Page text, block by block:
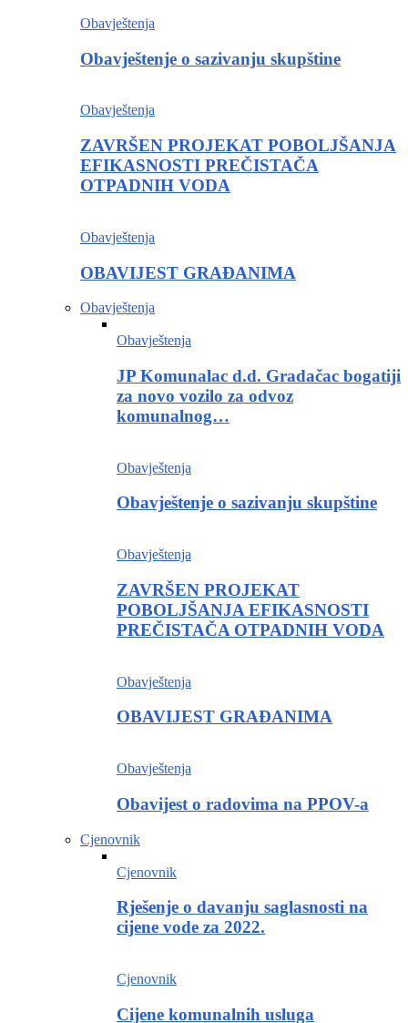
Obavještenja
Obavještenje o sazivanju skupštine
Obavještenja
ZAVRŠEN PROJEKAT POBOLJŠANJA
EFIKASNOSTI PREČISTAČA
OTPADNIH VODA
Obavještenja
OBAVIJEST GRAĐANIMA
Obavještenja
Obavještenja
JP Komunalac d.d. Gradačac bogatiji
za novo vozilo za odvoz
komunalnog…
Obavještenja
Obavještenje o sazivanju skupštine
Obavještenja
ZAVRŠEN PROJEKAT
POBOLJŠANJA EFIKASNOSTI
PREČISTAČA OTPADNIH VODA
Obavještenja
OBAVIJEST GRAĐANIMA
Obavještenja
Obavijest o radovima na PPOV-a
Cjenovnik
Cjenovnik
Rješenje o davanju saglasnosti na
cijene vode za 2022.
Cjenovnik
Cijene komunalnih usluga